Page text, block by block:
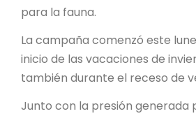
para la fauna.
La campaña comenzó este
inicio de las vacaciones de
también durante el receso de
Junto con la presión generada